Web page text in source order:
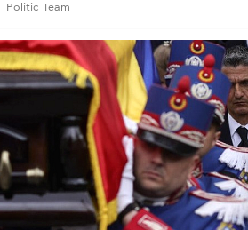
Politic Team